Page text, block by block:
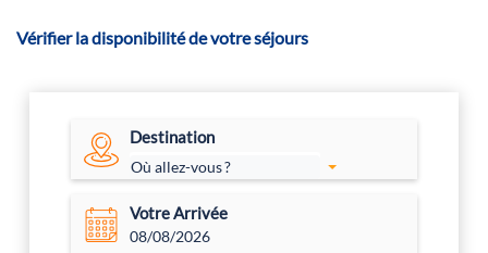
Vérifier la disponibilité de votre séjours
Destination
Où allez-vous ?
Votre Arrivée
08/08/2026